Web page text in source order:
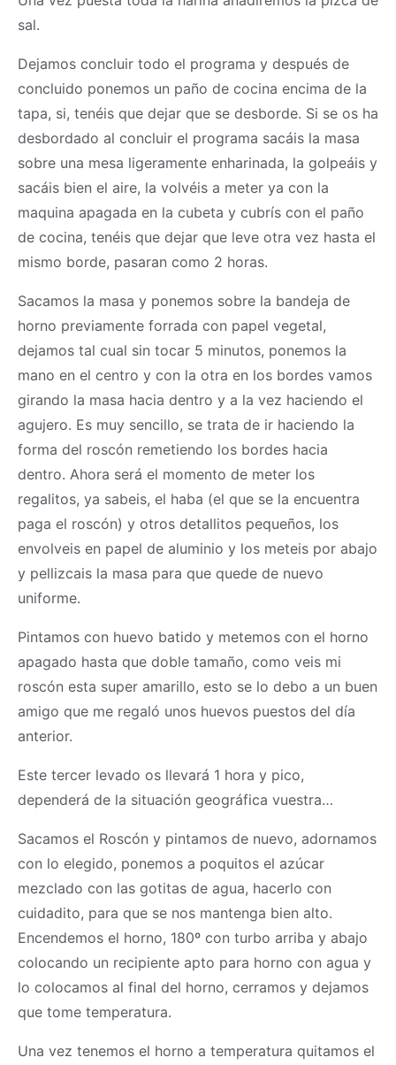
sal.
Dejamos concluir todo el programa y después de
concluido ponemos un paño de cocina encima de la
tapa, si, tenéis que dejar que se desborde. Si se os ha
desbordado al concluir el programa sacáis la masa
sobre una mesa ligeramente enharinada, la golpeáis y
sacáis bien el aire, la volvéis a meter ya con la
maquina apagada en la cubeta y cubrís con el paño
de cocina, tenéis que dejar que leve otra vez hasta el
mismo borde, pasaran como 2 horas.
Sacamos la masa y ponemos sobre la bandeja de
horno previamente forrada con papel vegetal,
dejamos tal cual sin tocar 5 minutos, ponemos la
mano en el centro y con la otra en los bordes vamos
girando la masa hacia dentro y a la vez haciendo el
agujero. Es muy sencillo, se trata de ir haciendo la
forma del roscón remetiendo los bordes hacia
dentro. Ahora será el momento de meter los
regalitos, ya sabeis, el haba (el que se la encuentra
paga el roscón) y otros detallitos pequeños, los
envolveis en papel de aluminio y los meteis por abajo
y pellizcais la masa para que quede de nuevo
uniforme.
Pintamos con huevo batido y metemos con el horno
apagado hasta que doble tamaño, como veis mi
roscón esta super amarillo, esto se lo debo a un buen
amigo que me regaló unos huevos puestos del día
anterior.
Este tercer levado os llevará 1 hora y pico,
dependerá de la situación geográfica vuestra…
Sacamos el Roscón y pintamos de nuevo, adornamos
con lo elegido, ponemos a poquitos el azúcar
mezclado con las gotitas de agua, hacerlo con
cuidadito, para que se nos mantenga bien alto.
Encendemos el horno, 180º con turbo arriba y abajo
colocando un recipiente apto para horno con agua y
lo colocamos al final del horno, cerramos y dejamos
que tome temperatura.
Una vez tenemos el horno a temperatura quitamos el